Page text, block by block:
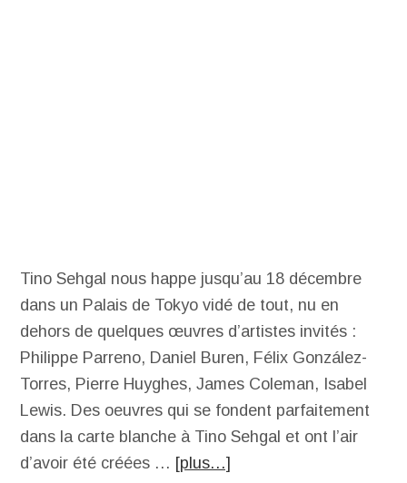
Tino Sehgal nous happe jusqu’au 18 décembre
dans un Palais de Tokyo vidé de tout, nu en
dehors de quelques œuvres d’artistes invités :
Philippe Parreno, Daniel Buren, Félix González-
Torres, Pierre Huyghes, James Coleman, Isabel
Lewis. Des oeuvres qui se fondent parfaitement
dans la carte blanche à Tino Sehgal et ont l’air
d’avoir été créées … [plus…]